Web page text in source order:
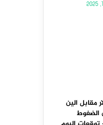
مقابل الين
الضغوط